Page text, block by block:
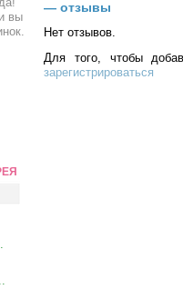
вы
— отзывы
Нет отзывов.
Для того, чтобы
зарегистрироваться